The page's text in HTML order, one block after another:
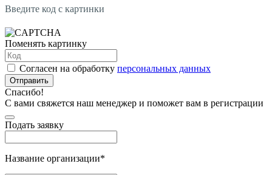
Введите код с картинки
Поменять картинку
Согласен на обработку персональных данных
Отправить
Спасибо!
С вами свяжется наш менеджер и поможет вам в регистрации
Подать заявку
Название организации*